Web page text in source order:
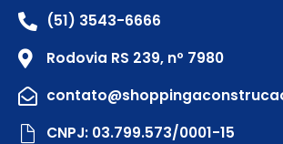
(51) 3543-6666
Rodovia RS 239, nº 7980
CNPJ: 03.799.573/0001-15